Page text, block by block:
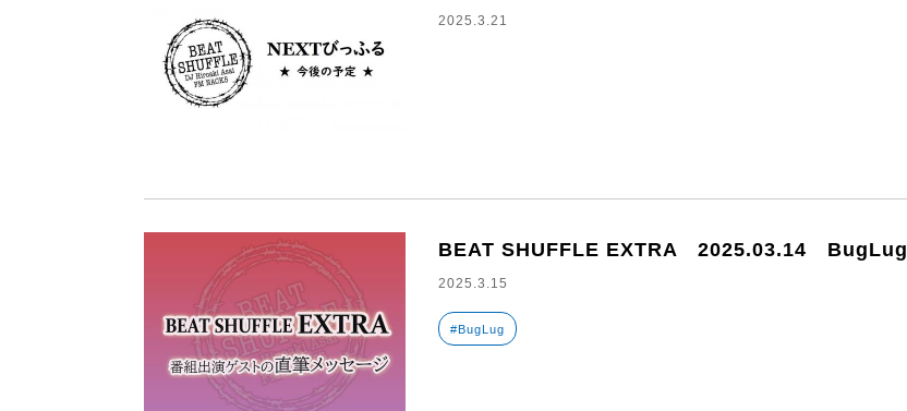
2025.3.21
BEAT SHUFFLE EXTRA 2025.03.14 BugLug
2025.3.15
#BugLug